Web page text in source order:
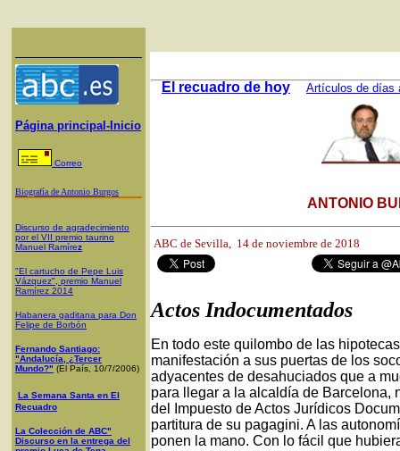
Página principal-Inicio
Correo
Biografía de Antonio Burgos
Discurso de agradecimiento
por el VII premio taurino
Manuel Ramírez
"El cartucho de Pepe Luis
Vázquez", premio Manuel
Ramírez 2014
Habanera gaditana para Don
Felipe de Borbón
Fernando Santiago:
"Andalucía, ¿Tercer
Mundo?" (El País, 10/7/2006)
La Semana Santa en El
Recuadro
La Colección de ABC"
Discurso en la entrega del
El recuadro de hoy Artículos de días
ANTONIO
ABC de Sevilla, 14 de noviembre de 2018
Actos Indocumentados
En todo este quilombo de las
manifestación a sus puertas de los
adyacentes de desahuciados que a
para llegar a la alcaldía de Barcelona,
del Impuesto de Actos Jurídicos
partitura de su pagagini. A las
ponen la mano. Con lo fácil que